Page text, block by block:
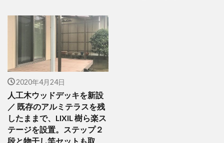
2020年4月24日
人工木ウッドデッキを新設
／ 既存のアルミテラスを残
したままで、LIXIL 樹ら楽ス
テージを設置。ステップ２
段と物干し竿セットも取